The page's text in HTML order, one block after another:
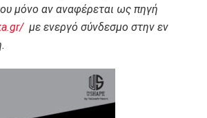
μόνο αν αναφέρεται ως πηγή
με ενεργό σύνδεσμο στην εν